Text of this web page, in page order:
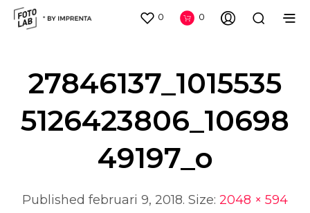
0 0
27846137_1015535
5126423806_10698
49197_o
Published februari 9, 2018. Size: 2048 × 594